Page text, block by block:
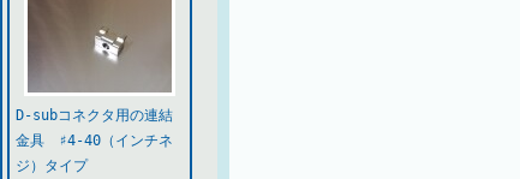
D-subコネクタ用の連結
金具 ♯4-40（インチネ
ジ）タイプ